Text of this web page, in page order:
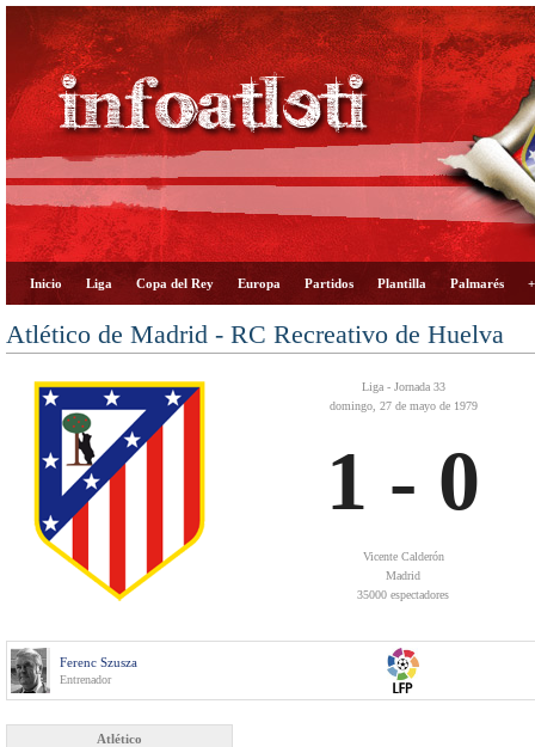
Inicio Liga Copa del Rey Europa Partidos Plantilla Palmarés
Atlético de Madrid - RC Recreativo de Huelva
Liga - Jornada 33
domingo, 27 de mayo de 1979
1 - 0
Vicente Calderón
Madrid
35000 espectadores
Ferenc Szusza
Entrenador
Atlético